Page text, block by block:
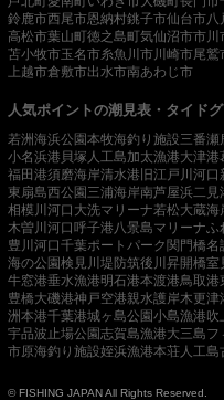
鈴鹿市西尾市恩納村銚子市仙台市八
高松市葉山町徳之島町気仙沼市市川
苫小牧市玉名市糸魚川市 川崎市尾鷲
上越市倉敷市出水市南あわじ市
人気ポイントの潮見表・タイド
若洲海浜公園本牧海釣り施設三番瀬
小名浜港 貝塚人工島加太漁港大津港
福田港須磨海岸清水港 旧江戸川河口
東扇島西公園三浦海岸南芦屋浜二見
相模川河口 大洗マリーナ若松大蔵海
木曽川河口呼子港 八景島マリーナふ
豊川河口千葉ポートパーク関門橋名
海の公園検見川堤防筑後川昇開橋室
牛窓港垂水漁港明石港本渡港鳥取港
豊橋大磯港神戸空港親水護岸木更津
洲本港千葉港城ヶ島公園小島漁港吹
宇品波止場公園志賀島漁港大三島フ
市原海釣り施設姪浜漁港本荘人工島
© FISHING JAPAN All Rights Reserved.